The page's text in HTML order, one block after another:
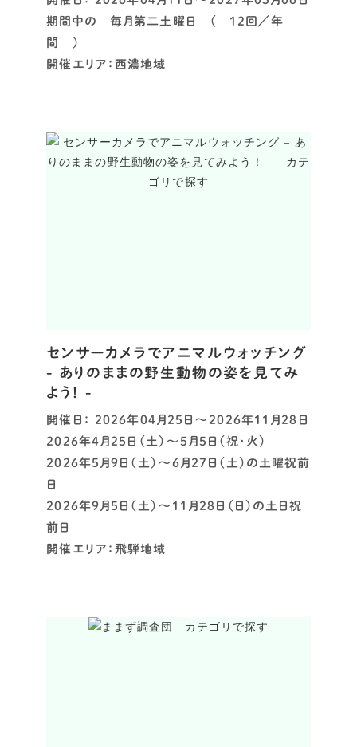
期間中の 毎月第二土曜日 （ 12回／年
間 ）
開催エリア：西濃地域
センサーカメラでアニマルウォッチング
- ありのままの野生動物の姿を見てみ
よう！ -
開催日： 2026年04月25日～2026年11月28日
2026年4月25日（土）～5月5日（祝・火）
2026年5月9日（土）～6月27日（土）の土曜祝前
日
2026年9月5日（土）～11月28日（日）の土日祝
前日
開催エリア：飛騨地域